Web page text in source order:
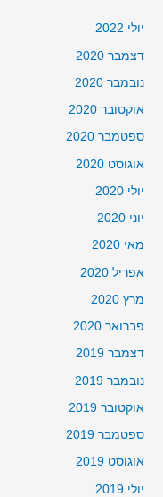
יולי 2022
דצמבר 2020
נובמבר 2020
אוקטובר 2020
ספטמבר 2020
אוגוסט 2020
יולי 2020
יוני 2020
מאי 2020
אפריל 2020
מרץ 2020
פברואר 2020
דצמבר 2019
נובמבר 2019
אוקטובר 2019
ספטמבר 2019
אוגוסט 2019
יולי 2019